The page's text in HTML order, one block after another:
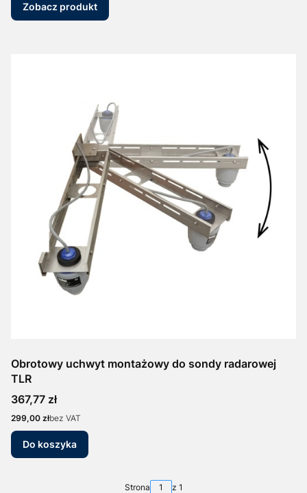
Zobacz produkt
Obrotowy uchwyt montażowy do sondy radarowej
TLR
Cena
367,77 zł
Cena
299,00 złbez VAT
Do koszyka
Strona z 1